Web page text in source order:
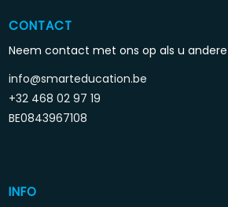
CONTACT
Neem contact met ons op als u
info@smarteducation.be
+32 468 02 97 19
BE0843967108
INFO